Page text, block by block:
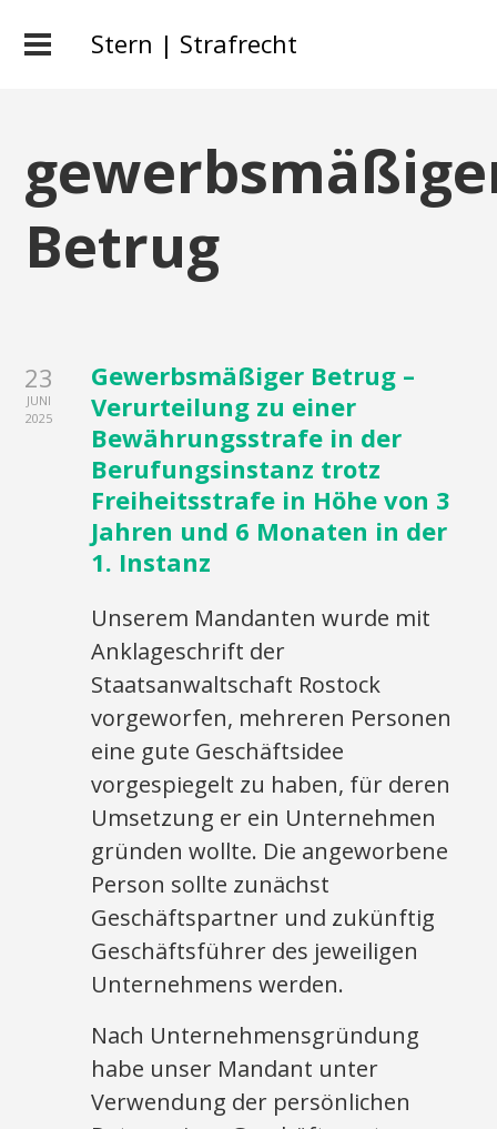
Stern | Strafrecht
Betrug
23
JUNI
2025
Gewerbsmäßiger Betrug –
Verurteilung zu einer
Bewährungsstrafe in der
Berufungsinstanz trotz
Freiheitsstrafe in Höhe von 3
Jahren und 6 Monaten in der
1. Instanz
Unserem Mandanten wurde mit
Anklageschrift der
Staatsanwaltschaft Rostock
vorgeworfen, mehreren Personen
eine gute Geschäftsidee
vorgespiegelt zu haben, für deren
Umsetzung er ein Unternehmen
gründen wollte. Die angeworbene
Person sollte zunächst
Geschäftspartner und zukünftig
Geschäftsführer des jeweiligen
Unternehmens werden.
Nach Unternehmensgründung
habe unser Mandant unter
Verwendung der persönlichen